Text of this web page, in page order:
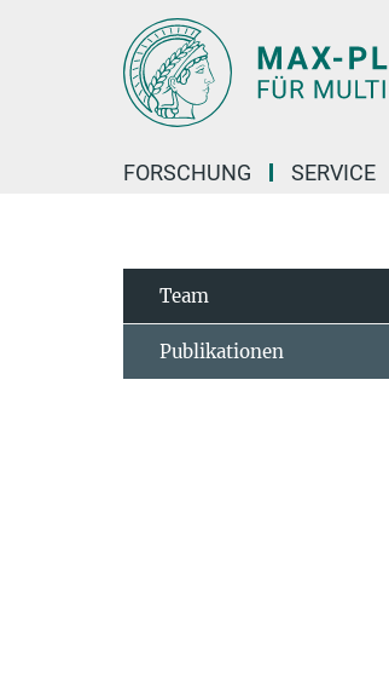
FORSCHUNG SERVICE
Team
Publikationen